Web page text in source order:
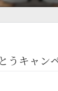
SUPPORT
うキャン